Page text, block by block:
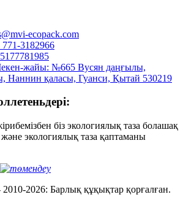
ecopack.com
771-3182966
жайы: №665 Вусян даңғылы,
Наннин қаласы, Гуанси, Қытай 530219
біз экологиялық таза болашақ
экологиялық таза қаптаманы
2026: Барлық құқықтар қорғалған.